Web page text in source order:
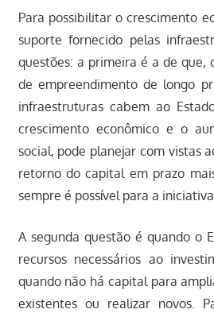
Para possibilitar o crescimento
suporte fornecido pelas
questões: a primeira é a de que,
de empreendimento de longo
infraestruturas cabem ao
crescimento econômico e o
social, pode planejar com vistas
retorno do capital em prazo
sempre é possível para a
A segunda questão é quando o
recursos necessários ao
quando não há capital para
existentes ou realizar novos.